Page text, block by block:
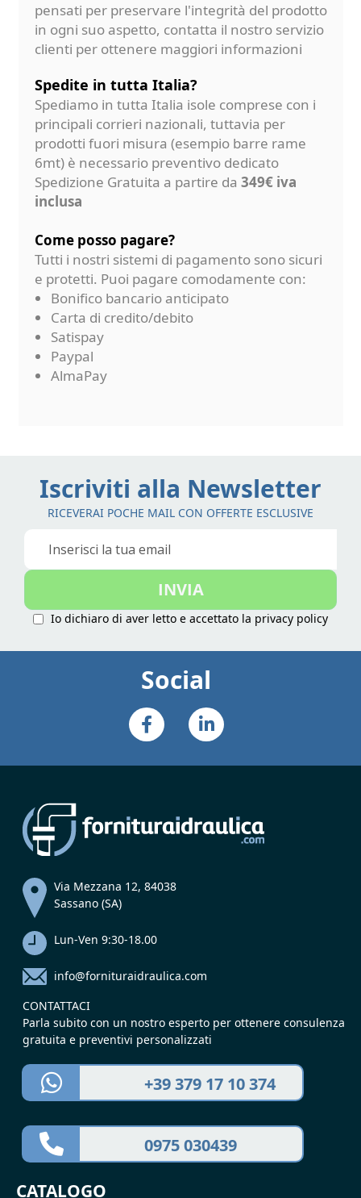
pensati per preservare l'integrità del prodotto
in ogni suo aspetto, contatta il nostro servizio
clienti per ottenere maggiori informazioni
Spedite in tutta Italia?
Spediamo in tutta Italia isole comprese con i
principali corrieri nazionali, tuttavia per
prodotti fuori misura (esempio barre rame
6mt) è necessario preventivo dedicato
Spedizione Gratuita a partire da 349€ iva
inclusa
Come posso pagare?
Tutti i nostri sistemi di pagamento sono sicuri
e protetti. Puoi pagare comodamente con:
Bonifico bancario anticipato
Carta di credito/debito
Satispay
Paypal
AlmaPay
Iscriviti alla Newsletter
RICEVERAI POCHE MAIL CON OFFERTE ESCLUSIVE
Iscriviti
nostra
INVIA
Io dichiaro di aver letto e accettato la privacy policy
Social
Via Mezzana 12, 84038
Sassano (SA)
Lun-Ven 9:30-18.00
info@fornituraidraulica.com
CONTATTACI
Parla subito con un nostro esperto per ottenere consulenza
gratuita e preventivi personalizzati
+39 379 17 10 374
0975 030439
CATALOGO